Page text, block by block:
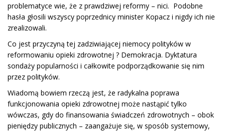
problematyce wie, że z prawdziwej reformy – nici. Podobne
hasła głosili wszyscy poprzednicy minister Kopacz i nigdy ich nie
zrealizowali.
Co jest przyczyną tej zadziwiającej niemocy polityków w
reformowaniu opieki zdrowotnej ? Demokracja. Dyktatura
sondaży popularności i całkowite podporządkowanie się nim
przez polityków.
Wiadomą bowiem rzeczą jest, że radykalna poprawa
funkcjonowania opieki zdrowotnej może nastąpić tylko
wówczas, gdy do finansowania świadczeń zdrowotnych – obok
pieniędzy publicznych – zaangażuje się, w sposób systemowy,